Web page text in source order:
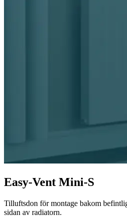
Easy-Vent Mini-S
Tilluftsdon för montage bakom
sidan av radiatorn.